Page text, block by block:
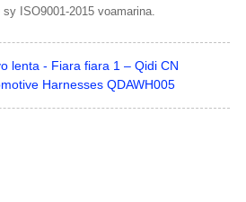
ISO9001-2015 voamarina.
lenta - Fiara fiara 1 – Qidi CN
Harnesses QDAWH005